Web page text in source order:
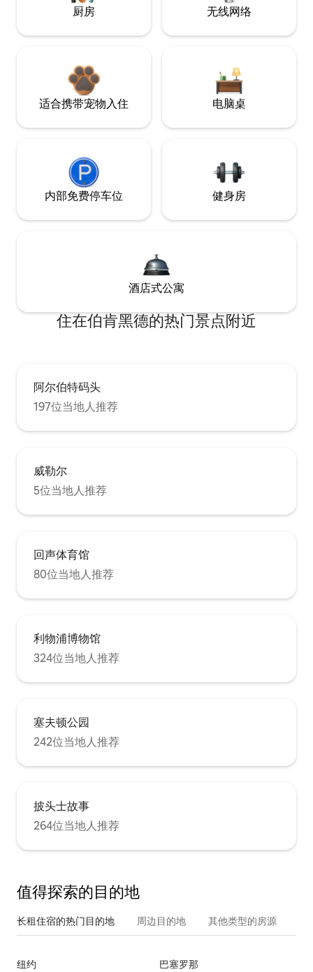
厨房 无线网络
适合携带宠物入住 电脑桌
内部免费停车位 健身房
酒店式公寓
住在伯肯黑德的热门景点附近
阿尔伯特码头
197位当地人推荐
威勒尔
5位当地人推荐
回声体育馆
80位当地人推荐
利物浦博物馆
324位当地人推荐
塞夫顿公园
242位当地人推荐
披头士故事
264位当地人推荐
值得探索的目的地
长租住宿的热门目的地 周边目的地 其他类型的房源
纽约
巴塞罗那